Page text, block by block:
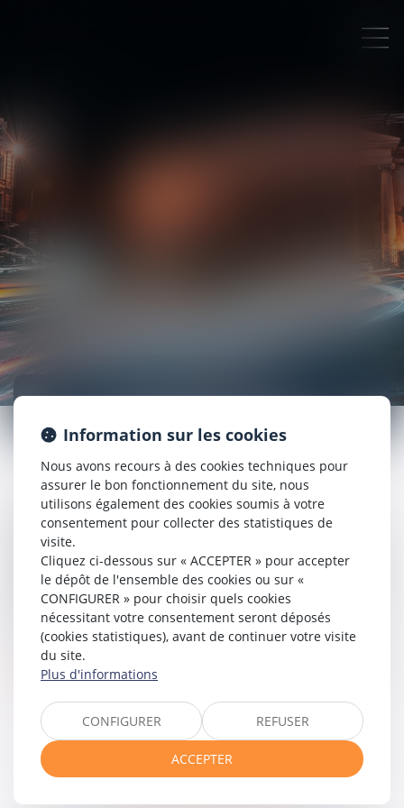
Le droit de la construction est une branche du droit
immobilier qui vise à réglementer les procédés de
construction de biens immobiliers, tant par l'organisation de
règles liées aux différentes formes de contrat que celles
attachées aux responsabilités des différents acteurs, pour
permettre le meilleur achèvement et la meilleure réception
du bien.
Nos compétences en la matière sont larges, n'hésitez pas à
nous contacter.
Information sur les cookies
Nous avons recours à des cookies techniques pour
assurer le bon fonctionnement du site, nous
utilisons également des cookies soumis à votre
consentement pour collecter des statistiques de
visite.
Cliquez ci-dessous sur « ACCEPTER » pour accepter
le dépôt de l'ensemble des cookies ou sur «
CONFIGURER » pour choisir quels cookies
nécessitant votre consentement seront déposés
(cookies statistiques), avant de continuer votre visite
du site.
Plus d'informations
CONFIGURER REFUSER
ACCEPTER